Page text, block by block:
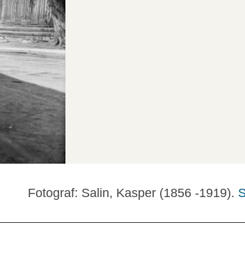
Fotograf: Salin, Kasper (1856 -1919).